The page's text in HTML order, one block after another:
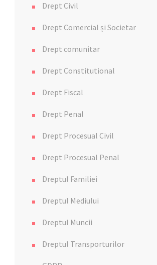
Drept Civil
Drept Comercial și Societar
Drept comunitar
Drept Constitutional
Drept Fiscal
Drept Penal
Drept Procesual Civil
Drept Procesual Penal
Dreptul Familiei
Dreptul Mediului
Dreptul Muncii
Dreptul Transporturilor